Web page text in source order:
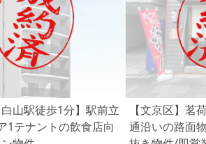
白山駅徒歩1分】駅前立
1テナントの飲食店向
【文京区】茗
通沿いの路面